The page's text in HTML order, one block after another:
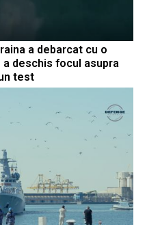
a debarcat cu o
deschis focul asupra
test